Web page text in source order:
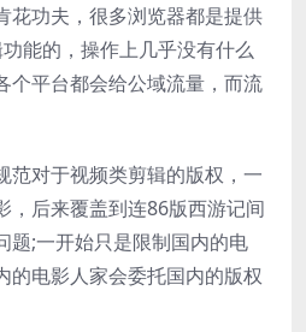
花功夫，很多浏览器都是提供
能的，操作上几乎没有什么
个平台都会给公域流量，而流
范对于视频类剪辑的版权，一
，后来覆盖到连86版西游记间
题;一开始只是限制国内的电
的电影人家会委托国内的版权